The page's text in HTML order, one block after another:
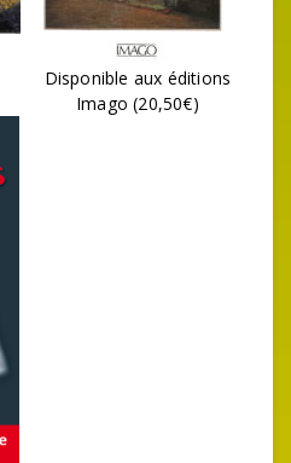
Disponible aux éditions
Imago (20,50€)